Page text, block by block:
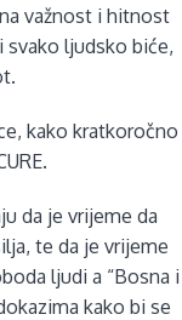
važnost i hitnost
svako ljudsko biće,
kako kratkoročno
da je vrijeme da
te da je vrijeme
ljudi a “Bosna i
kako bi se